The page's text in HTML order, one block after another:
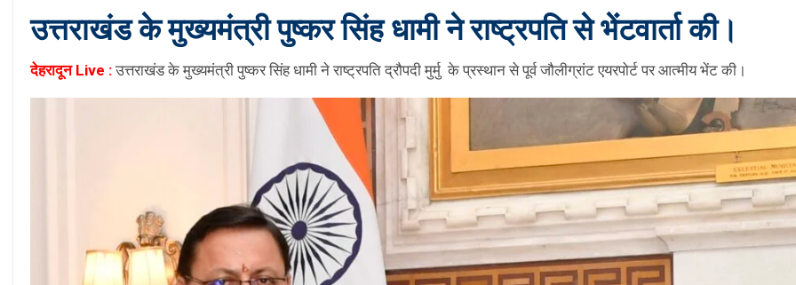
उत्तराखंड के मुख्यमंत्री पुष्कर सिंह धामी ने राष्ट्रपति से भेंटवार्ता की।
देहरादून Live :उत्तराखंड के मुख्यमंत्री पुष्कर सिंह धामी ने राष्ट्रपति द्रौपदी मुर्मु के प्रस्थान से पूर्व जौलीग्रांट एयरपोर्ट पर आत्मीय भेंट की।